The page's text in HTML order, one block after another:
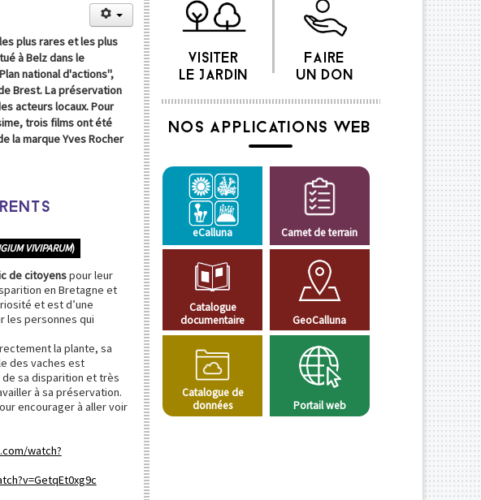
plus rares et les plus
à Belz dans le
national d'actions",
Brest. La préservation
acteurs locaux. Pour
trois films ont été
la marque Yves Rocher
VIVIPARUM)
de citoyenspour leur
en Bretagne et
et est d’une
les personnes qui
la plante, sa
des vaches est
sa disparition et très
à sa préservation.
encourager à aller voir
watch?
VISITER
LE JARDIN
FAIRE
UN DON
NOS APPLICATIONS WEB
eCalluna Carnet de terrain
Catalogue
documentaire
GeoCalluna
Catalogue de
données
Portail web